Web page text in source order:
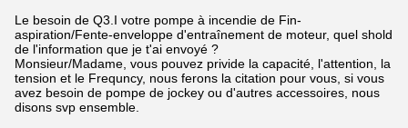
Le besoin de Q3.I votre pompe à incendie de Fin-
aspiration/Fente-enveloppe d'entraînement de moteur, quel shold
de l'information que je t'ai envoyé ?
Monsieur/Madame, vous pouvez privide la capacité, l'attention, la
tension et le Frequncy, nous ferons la citation pour vous, si vous
avez besoin de pompe de jockey ou d'autres accessoires, nous
disons svp ensemble.